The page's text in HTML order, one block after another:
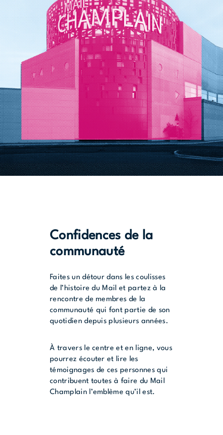
Confidences de la
communauté
Faites un détour dans les coulisses
de l’histoire du Mail et partez à la
rencontre de membres de la
communauté qui font partie de son
quotidien depuis plusieurs années.
À travers le centre et en ligne, vous
pourrez écouter et lire les
témoignages de ces personnes qui
contribuent toutes à faire du Mail
Champlain l’emblème qu’il est.